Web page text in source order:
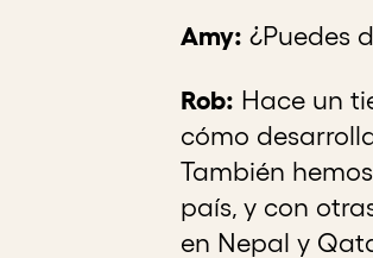
Amy: ¿Puedes
Rob: Hace un
cómo
También
país, y con
en Nepal y